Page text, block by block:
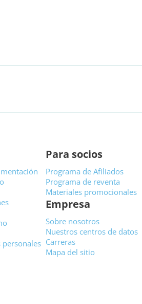
Para socios
Programa de Afiliados
Programa de reventa
Materiales promocionales
Empresa
Sobre nosotros
Nuestros centros de datos
Carreras
Mapa del sitio